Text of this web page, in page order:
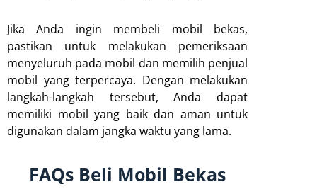
Jika Anda ingin membeli mobil bekas,
pastikan untuk melakukan pemeriksaan
menyeluruh pada mobil dan memilih penjual
mobil yang terpercaya. Dengan melakukan
langkah-langkah tersebut, Anda dapat
memiliki mobil yang baik dan aman untuk
digunakan dalam jangka waktu yang lama.
FAQs Beli Mobil Bekas